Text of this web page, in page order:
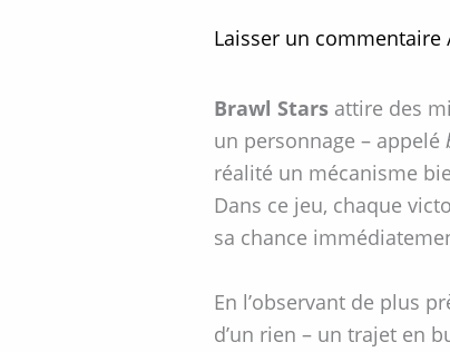
Laisser un commentaire
Brawl Stars attire des
un personnage – appelé
réalité un mécanisme
Dans ce jeu, chaque
sa chance
En l’observant de plus
d’un rien – un trajet en